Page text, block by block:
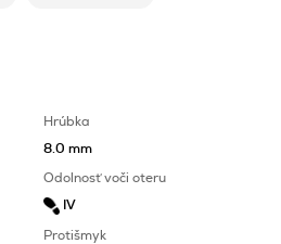
Hrúbka
8.0 mm
Odolnosť voči oteru
IV
Protišmyk